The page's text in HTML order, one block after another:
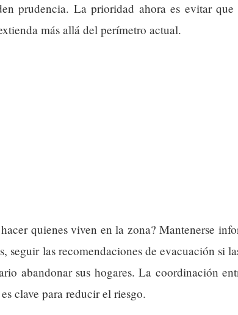
prudencia. La prioridad ahora es evitar
más allá del perímetro actual.
quienes viven en la zona? Mantenerse
seguir las recomendaciones de evacuación si
abandonar sus hogares. La coordinación
clave para reducir el riesgo.